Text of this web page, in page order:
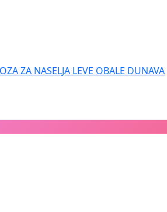
ZA NASELJA LEVE OBALE DUNAVA